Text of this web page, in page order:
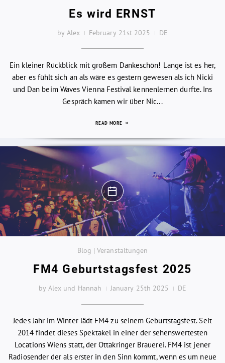
Es wird ERNST
by Alex February 21st 2025 DE
Ein kleiner Rückblick mit großem Dankeschön! Lange ist es her,
aber es fühlt sich an als wäre es gestern gewesen als ich Nicki
und Dan beim Waves Vienna Festival kennenlernen durfte. Ins
Gespräch kamen wir über Nic...
READ MORE
Blog | Veranstaltungen
FM4 Geburtstagsfest 2025
by Alex und Hannah January 25th 2025 DE
Jedes Jahr im Winter lädt FM4 zu seinem Geburtstagsfest. Seit
2014 findet dieses Spektakel in einer der sehenswertesten
Locations Wiens statt, der Ottakringer Brauerei. FM4 ist jener
Radiosender der als erster in den Sinn kommt, wenn es um neue